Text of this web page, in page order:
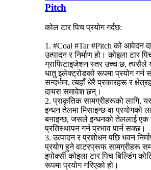
Pitch
कोल टार पिच प्रयोग गर्दछ:
1. #Coal #Tar #Pitch को आवेदन
उत्पादन र निर्माण हो। कोइला टार
ग्राफिटाइजेशन स्तर उच्च छ, त्यसैले
धातु इलेक्ट्रोडको रूपमा प्रयोग
सन्दर्भमा, त्यहाँ धेरै प्रकारहरू र
दायरा समावेश छन्।
2. प्राकृतिक सामग्रीहरूको लागि,
इन्धन तेलमा मिसाइन्छ वा प्रयोगको
बनाइन्छ, जसले इन्धनको तेललाई एक
प्रतिस्थापन गर्न प्रभाव पार्न सक्छ।
3. उत्पादन र प्रशोधन पछि भवन
प्रयोग हुने वाटरप्रूफ सामग्रीहरू
इपोक्सी कोइला टार पिच बिल्डिंग
रूपमा प्रयोग गरिएको हो।